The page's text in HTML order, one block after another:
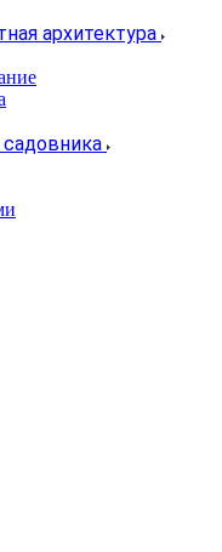
архитектура
садовника